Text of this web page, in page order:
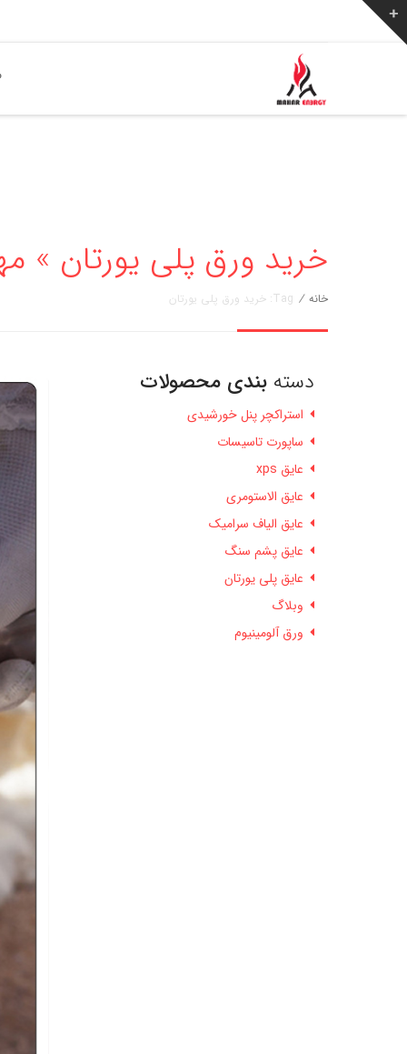
خرید ورق پلی یورتان » مهار انرژی
خانه / Tag: خرید ورق پلی یورتان
دسته بندی محصولات
استراکچر پنل خورشیدی
ساپورت تاسیسات
عایق xps
عایق الاستومری
عایق الیاف سرامیک
عایق پشم سنگ
عایق پلی یورتان
وبلاگ
ورق آلومینیوم